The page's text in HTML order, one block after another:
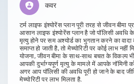
कवर
टर्म लाइफ इंश्योरेंस प्लान पूरी तरह से जीवन बीमा
आसान लाइफ इंश्योरेंस प्लान है जो पॉलिसी अवधि
मृत्यु होने पर सम अश्योर्ड का भुगतान करने का
समाप्त हो जाती है, तो मेच्योरिटी पर कोई लाभ नहीं
योजना, जीवन बीमा के साथ-साथ बचत के विकल्प
आपकी दुर्भाग्यपूर्ण मृत्यु के मामले में आपके नॉमिनी
अगर आप पॉलिसी की अवधि पूरी हो जाने के बाद
मेच्योरिटी पर लाभ मिलता है.